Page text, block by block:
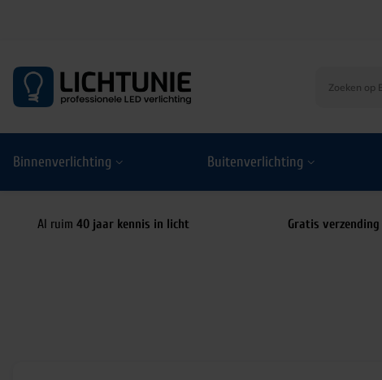
Binnenverlichting Buitenverlichting
Al ruim 40 jaar kennis in licht Gratis verzending